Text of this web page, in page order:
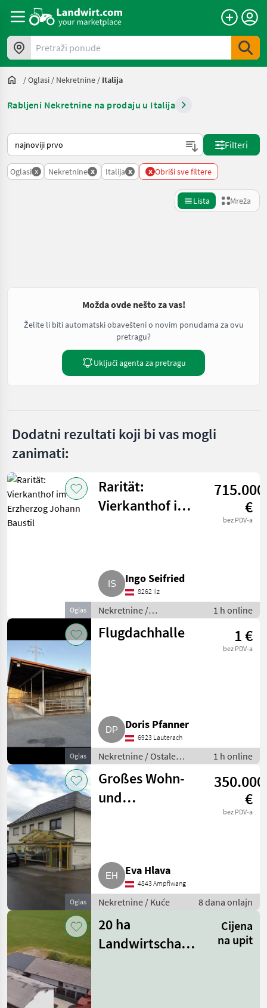
Pretraži ponude
/Oglasi / Nekretnine / Italija
Rabljeni Nekretnine na prodaju u Italija
Način na koji sortira Landwirt.com
Filteri
Oglasi x Nekretnine x Italija x x Obriši sve filtere
Lista Mreža
Možda ovde nešto za vas!
Želite li biti automatski obavešteni o novim ponudama za ovu
pretragu?
Uključi agenta za pretragu
Dodatni rezultati koji bi vas mogli
zanimati:
Oglas
Rarität:
Vierkanthof im
715.000
€
bez PDV-a
Ingo Seifried
8262 Ilz
Nekretnine /
Poljoprivredna
gospodarstva
1 h online
Oglas
Flugdachhalle 1 €
bez PDV-a
Doris Pfanner
6923 Lauterach
Nekretnine / Ostale
nekretnine
1 h online
Oglas
Großes Wohn-
und
350.000
€
bez PDV-a
Eva Hlava
4843 Ampflwang
Nekretnine / Kuće 8 dana onlajn
20 ha
Landwirtschaftsbetrieb
Cijena
na upit